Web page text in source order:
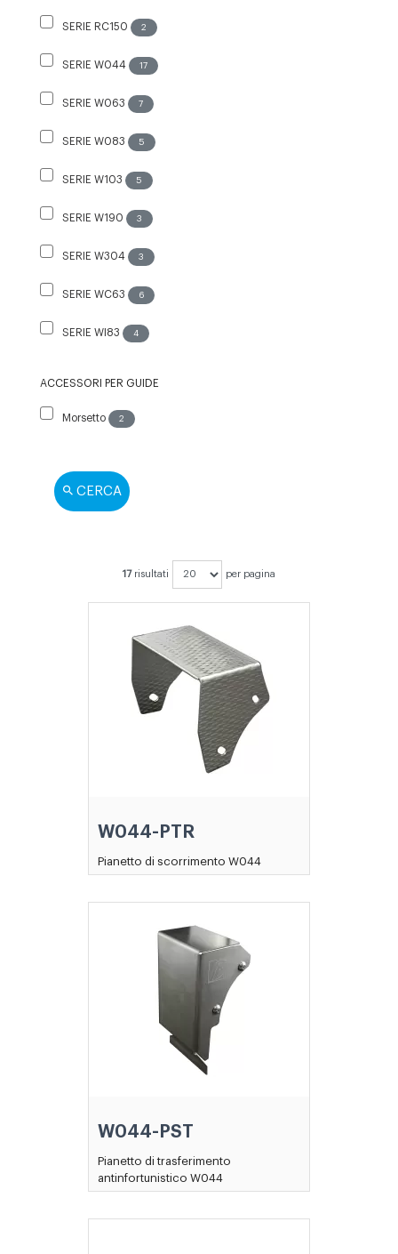
SERIE RC150 2
SERIE W044 17
SERIE W063 7
SERIE W083 5
SERIE W103 5
SERIE W190 3
SERIE W304 3
SERIE WC63 6
SERIE WI83 4
ACCESSORI PER GUIDE
Morsetto 2
CERCA
17 risultati per pagina
W044-PTR
Pianetto di scorrimento W044
W044-PST
Pianetto di trasferimento
antinfortunistico W044